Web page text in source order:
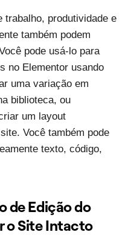
trabalho, produtividade e
também podem
pode usá-lo para
no Elementor usando
uma variação em
biblioteca, ou
um layout
Você também pode
texto, código,
de Edição do
o Site Intacto